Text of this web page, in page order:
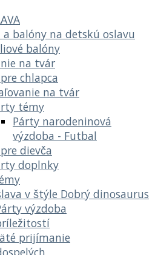
a balóny na detskú oslavu
balóny
na tvár
chlapca
na tvár
témy
Párty narodeninová
výzdoba - Futbal
dievča
doplnky
v štýle Dobrý dinosaurus
výzdoba
prijímanie